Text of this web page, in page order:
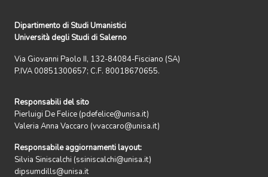
Dipartimento di Studi Umanistici
Università degli Studi di Salerno
Via Giovanni Paolo II, 132-84084-Fisciano (SA)
P.IVA 00851300657; C.F. 80018670655.
Responsabili del sito
Pierluigi De Felice (pdefelice@unisa.it)
Valeria Anna Vaccaro (vvaccaro@unisa.it)
Responsabile aggiornamenti layout:
Silvia Siniscalchi (ssiniscalchi@unisa.it)
dipsumdills@unisa.it